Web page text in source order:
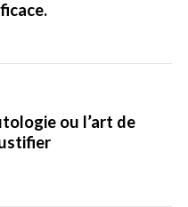
ou l’art de